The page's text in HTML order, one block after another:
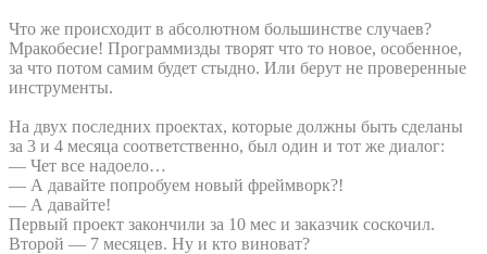
Что же происходит в абсолютном большинстве случаев?
Мракобесие! Программизды творят что то новое, особенное,
за что потом самим будет стыдно. Или берут не проверенные
инструменты.
На двух последних проектах, которые должны быть сделаны
за 3 и 4 месяца соответственно, был один и тот же диалог:
— Чет все надоело…
— А давайте попробуем новый фреймворк?!
— А давайте!
Первый проект закончили за 10 мес и заказчик соскочил.
Второй — 7 месяцев. Ну и кто виноват?